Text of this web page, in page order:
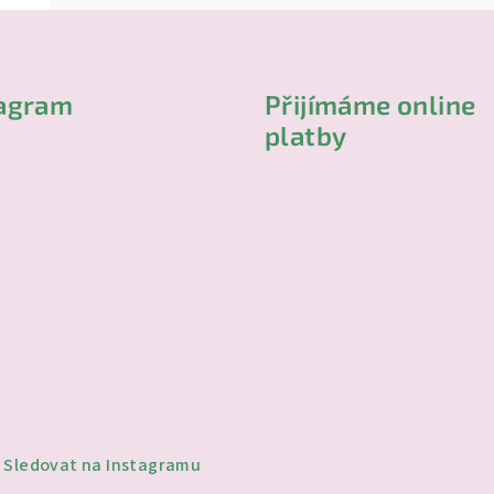
Sledovat na Instagramu
Přijímáme online
platby